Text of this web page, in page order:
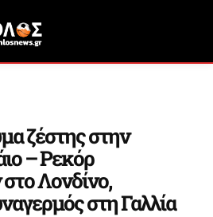
ζέστης στην
– Ρεκόρ
Λονδίνο,
στη Γαλλία